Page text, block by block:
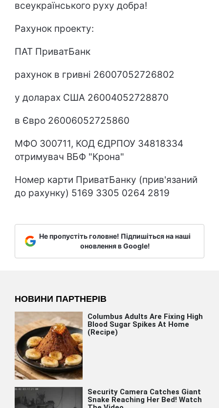
всеукраїнського руху добра!
Рахунок проекту:
ПАТ ПриватБанк
рахунок в гривні 26007052726802
у доларах США 26004052728870
в Євро 26006052725860
МФО 300711, КОД ЄДРПОУ 34818334
отримувач ВБФ "Крона"
Номер карти ПриватБанку (прив'язаний
до рахунку) 5169 3305 0264 2819
Не пропустіть головне! Підпишіться на наші
оновлення в Google!